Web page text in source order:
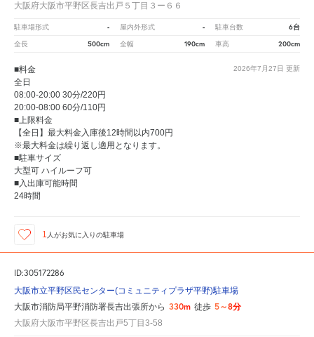
大阪府大阪市平野区長吉出戸５丁目３ー６６
駐車場形式 - 屋内外形式 - 駐車台数 6台
全長 500cm 全幅 190cm 車高 200cm
2026年7月27日 更新
■料金
全日
08:00-20:00 30分/220円
20:00-08:00 60分/110円
■上限料金
【全日】最大料金入庫後12時間以内700円
※最大料金は繰り返し適用となります。
■駐車サイズ
大型可 ハイルーフ可
■入出庫可能時間
24時間
1 人がお気に入りの駐車場
ID:305172286
大阪市立平野区民センター(コミュニティプラザ平野)駐車場
大阪市消防局平野消防署長吉出張所から 330m 徒歩 5～8分
大阪府大阪市平野区長吉出戸5丁目3-58